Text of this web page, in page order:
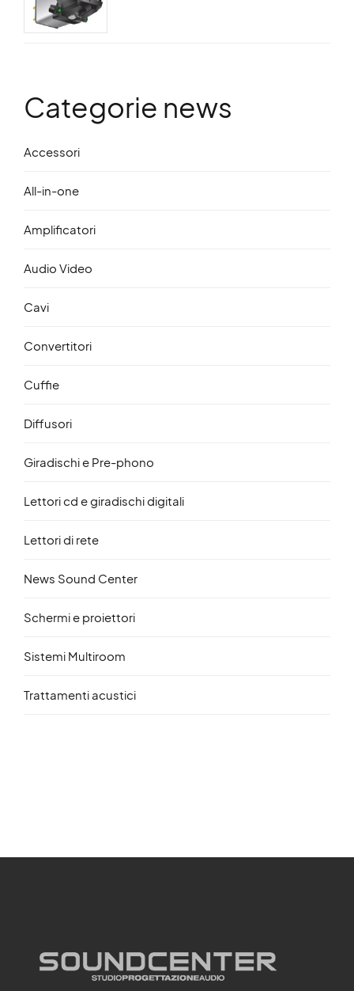
Categorie news
Accessori
All-in-one
Amplificatori
Audio Video
Cavi
Convertitori
Cuffie
Diffusori
Giradischi e Pre-phono
Lettori cd e giradischi digitali
Lettori di rete
News Sound Center
Schermi e proiettori
Sistemi Multiroom
Trattamenti acustici